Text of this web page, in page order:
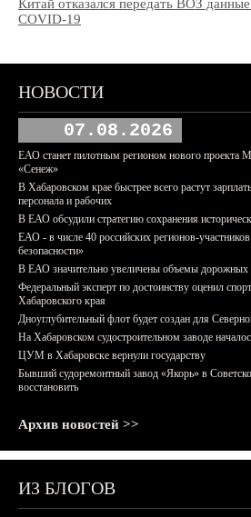
Китай отказался передать ВОЗ
COVID-19
НОВОСТИ
07.08.2026
ЕАО станет пилотным регионом нового проекта
«Сенеж»
В Хабаровском крае быстрее всего растут
персонала и рабочих
В ЕАО обсудили стратегию сохранения
ЕАО - в числе 40 российских регионов-
безопасности»
В ЕАО значительно увеличены объемы дорожных
Федеральный эксперт по достоинству оценил
Хабаровского края
Дноуглубительный флот будет создан для
На Хабаровском судостроительном заводе
ЦУМ в Хабаровске вернули государству
Бывший судоремонтный завод «Якорь» в
восстановить
Архив новостей >>
ИЗ БЛОГОВ